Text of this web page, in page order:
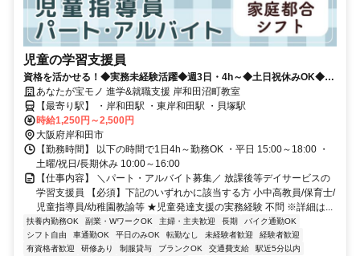
児童の学習支援員
資格を活かせる！◆実務未経験活躍◆週3日・4h～◆土日祝休みOK◆昇
給実績年3回◆補助業務のみで負担少なめ♪
あなたが宝モノ 進学&就職支援 岸和田沼町教室
【最寄り駅】 ・岸和田駅 ・東岸和田駅 ・貝塚駅
時給1,250円～2,500円
大阪府岸和田市
【勤務時間】 以下の時間で1日4h～勤務OK ・平日 15:00～18:00 ・
土曜/祝日/長期休み 10:00～16:00
【仕事内容】 ＼パート・アルバイト募集／ 放課後等デイサービスの
学習支援員 【必須】下記のいずれかに該当する方 小中高教員/保育士/
児童指導員/幼稚園教諭等 ★児童発達支援の実務経験 不問 ※詳細は...
扶養内勤務OK 副業・WワークOK 主婦・主夫歓迎 長期
バイク通勤OK
シフト自由
車通勤OK 平日のみOK 転勤なし 未経験者歓迎
経験者歓迎
有資格者歓迎
研修あり 制服貸与 ブランクOK 交通費支給
駅近5分以内